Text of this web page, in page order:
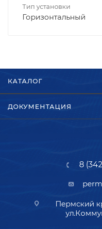
Тип установки
Горизонтальный
КАТАЛОГ
ДОКУМЕНТАЦИЯ
8
Пермский